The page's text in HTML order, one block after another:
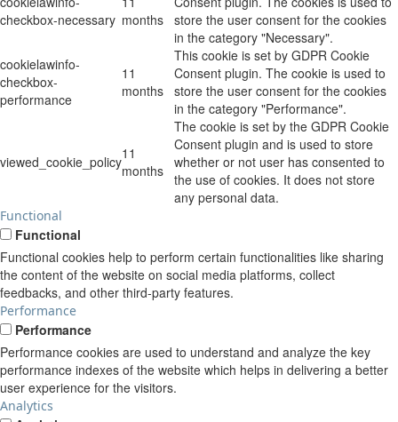
checkbox-necessary months store the user consent for the cookies
in the category "Necessary".
cookielawinfo-
checkbox-
performance
11
months
This cookie is set by GDPR Cookie
Consent plugin. The cookie is used to
store the user consent for the cookies
in the category "Performance".
viewed_cookie_policy11
months
The cookie is set by the GDPR Cookie
Consent plugin and is used to store
whether or not user has consented to
the use of cookies. It does not store
any personal data.
Functional
Functional
Functional cookies help to perform certain functionalities like sharing
the content of the website on social media platforms, collect
feedbacks, and other third-party features.
Performance
Performance
Performance cookies are used to understand and analyze the key
performance indexes of the website which helps in delivering a better
user experience for the visitors.
Analytics